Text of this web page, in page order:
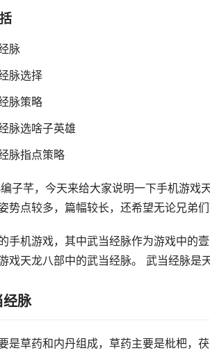
脉
脉选择
脉策略
脉选啥子英雄
脉指点策略
子芊，今天来给大家说明一下手机游戏
势点较多，篇幅较长，还希望无论兄弟
手机游戏，其中武当经脉作为游戏中的
戏天龙八部中的武当经脉。 武当经脉是
经脉
是草药和内丹组成，草药主要是枇杷，